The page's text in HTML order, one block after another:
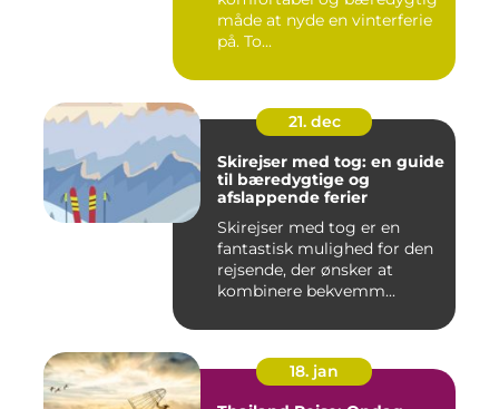
måde at nyde en vinterferie
på. To...
21. dec
Skirejser med tog: en guide
til bæredygtige og
afslappende ferier
Skirejser med tog er en
fantastisk mulighed for den
rejsende, der ønsker at
kombinere bekvemm...
18. jan